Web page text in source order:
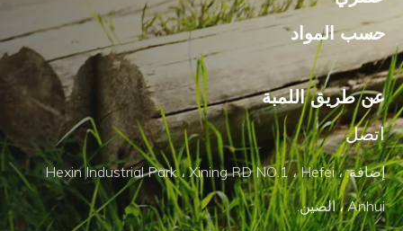
حسب المواد
عن طريق اللمبة
اتصل
إضافة: Hexin Industrial Park ، Xining RD NO.1 ، Hefei ،
Anhui ، الصين.